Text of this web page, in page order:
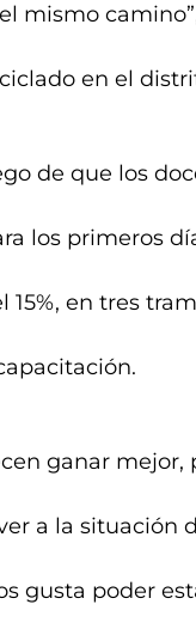
mismo
en el
de que los
los primeros
en tres
ganar
a la situación
gusta poder